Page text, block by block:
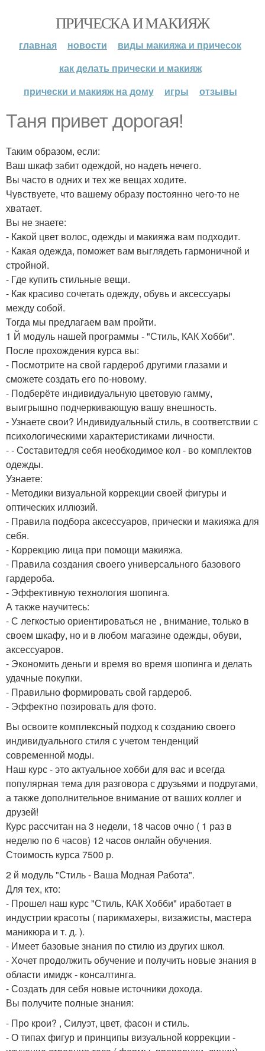
ПРИЧЕСКА И МАКИЯЖ
главная новости
виды макияжа и причесок
как делать прически и макияж
прически и макияж на дому
игры отзывы
Таня привет дорогая!
Таким образом, если:
Ваш шкаф забит одеждой, но надеть нечего.
Вы часто в одних и тех же вещах ходите.
Чувствуете, что вашему образу постоянно чего-то не
хватает.
Вы не знаете:
- Какой цвет волос, одежды и макияжа вам подходит.
- Какая одежда, поможет вам выглядеть гармоничной и
стройной.
- Где купить стильные вещи.
- Как красиво сочетать одежду, обувь и аксессуары
между собой.
Тогда мы предлагаем вам пройти.
1 Й модуль нашей программы - "Стиль, КАК Хобби".
После прохождения курса вы:
- Посмотрите на свой гардероб другими глазами и
сможете создать его по-новому.
- Подберёте индивидуальную цветовую гамму,
выигрышно подчеркивающую вашу внешность.
- Узнаете свои? Индивидуальный стиль, в соответствии с
психологическими характеристиками личности.
- - Составитедля себя необходимое кол - во комплектов
одежды.
Узнаете:
- Методики визуальной коррекции своей фигуры и
оптических иллюзий.
- Правила подбора аксессуаров, прически и макияжа для
себя.
- Коррекцию лица при помощи макияжа.
- Правила создания своего универсального базового
гардероба.
- Эффективную технология шопинга.
А также научитесь:
- С легкостью ориентироваться не , внимание, только в
своем шкафу, но и в любом магазине одежды, обуви,
аксессуаров.
- Экономить деньги и время во время шопинга и делать
удачные покупки.
- Правильно формировать свой гардероб.
- Эффектно позировать для фото.
Вы освоите комплексный подход к созданию своего
индивидуального стиля с учетом тенденций
современной моды.
Наш курс - это актуальное хобби для вас и всегда
популярная тема для разговора с друзьями и подругами,
а также дополнительное внимание от ваших коллег и
друзей!
Курс рассчитан на 3 недели, 18 часов очно ( 1 раз в
неделю по 6 часов) 12 часов онлайн обучения.
Стоимость курса 7500 р.
2 й модуль "Стиль - Ваша Модная Работа".
Для тех, кто:
- Прошел наш курс "Стиль, КАК Хобби" иработает в
индустрии красоты ( парикмахеры, визажисты, мастера
маникюра и т. д. ).
- Имеет базовые знания по стилю из других школ.
- Хочет продолжить обучение и получить новые знания в
области имидж - консалтинга.
- Создать для себя новые источники дохода.
Вы получите полные знания:
- Про крои? , Силуэт, цвет, фасон и стиль.
- О типах фигур и принципы визуальной коррекции -